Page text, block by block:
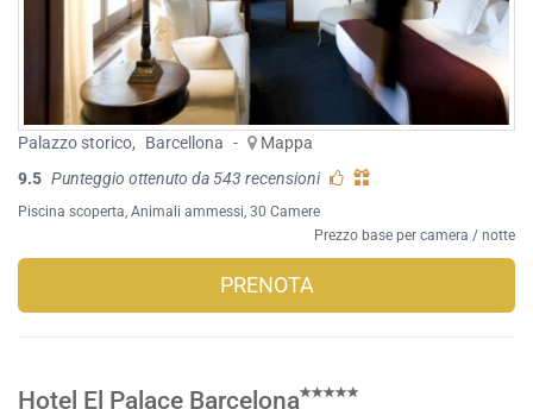
Palazzo storico, Barcellona -
Mappa
9.5 Punteggio ottenuto da 543 recensioni
Piscina scoperta Animali ammessi , 30 Camere
Prezzo base per camera / notte
PRENOTA
Hotel El Palace Barcelona